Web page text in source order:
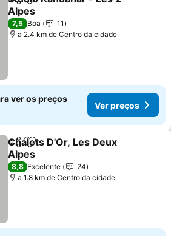
PartilharAdicionar aos favoritos
Alpes
7,5 Boa
11
a 2.4 km de Centro da cidade
ver os preços
Ver preços
PartilharAdicionar aos favoritos
Chalets D'Or, Les Deux
Alpes
8,8 Excelente
24
a 1.8 km de Centro da cidade